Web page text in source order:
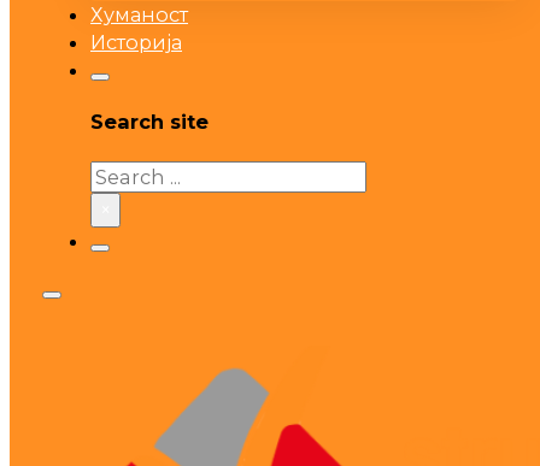
Хуманост
Историја
Search site
Search